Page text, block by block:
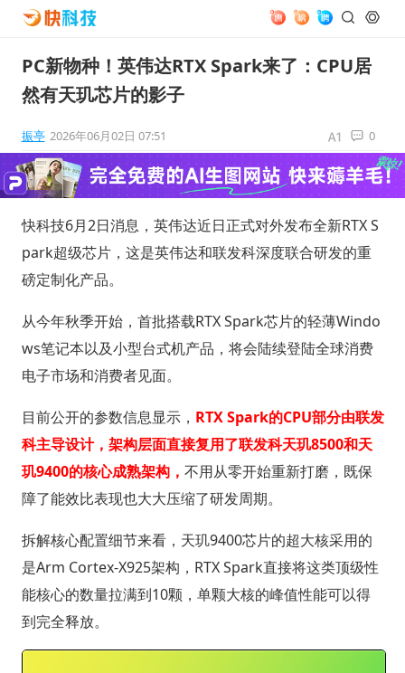
PC新物种！英伟达RTX Spark来了：CPU居
然有天玑芯片的影子
振亭 2026年06月02日 07:51 0
快科技6月2日消息，英伟达近日正式对外发布全新RTX S
park超级芯片，这是英伟达和联发科深度联合研发的重
磅定制化产品。
从今年秋季开始，首批搭载RTX Spark芯片的轻薄Windo
ws笔记本以及小型台式机产品，将会陆续登陆全球消费
电子市场和消费者见面。
目前公开的参数信息显示， RTX Spark的CPU部分由联发
科主导设计，架构层面直接复用了联发科天玑8500和天
玑9400的核心成熟架构， 不用从零开始重新打磨，既保
障了能效比表现也大大压缩了研发周期。
拆解核心配置细节来看，天玑9400芯片的超大核采用的
是Arm Cortex-X925架构，RTX Spark直接将这类顶级性
能核心的数量拉满到10颗，单颗大核的峰值性能可以得
到完全释放。